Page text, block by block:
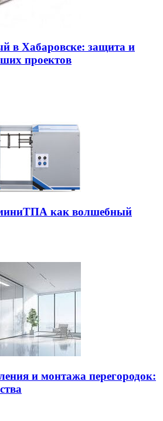
в Хабаровске: защита и
проектов
как волшебный
и монтажа перегородок: